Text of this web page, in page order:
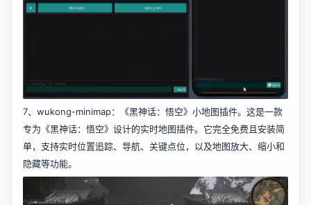
7、 wukong-minimap：《黑神话：悟空》小地图插件。这是一款
专为《黑神话：悟空》设计的实时地图插件。它完全免费且安装简
单，支持实时位置追踪、导航、关键点位，以及地图放大、缩小和
隐藏等功能。